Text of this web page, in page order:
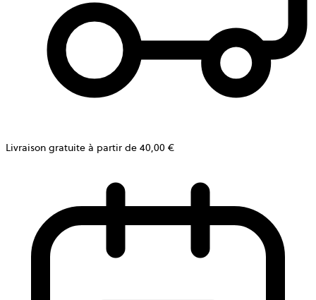
Livraison gratuite à partir de 40,00 €